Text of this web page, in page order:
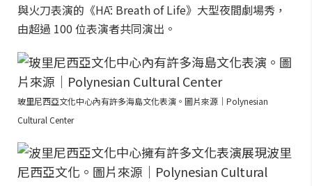
與火刀表演的《HĀ: Breath of Life》大型夜間劇場秀，
由超過 100 位表演者共同演出。
玻里尼西亞文化中心內有許多海島文化表演。圖片來源｜Polynesian
Cultural Center